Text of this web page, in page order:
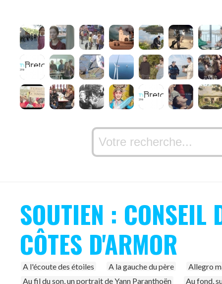
SOUTIEN : CONSEIL
CÔTES D'ARMOR
A l'écoute des étoiles A la gauche du père
Allegro
Au fil du son, un portrait de Yann Paranthoën
Au fond,